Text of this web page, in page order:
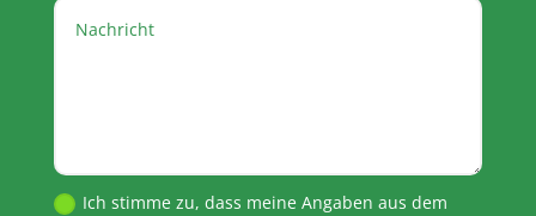
Ich stimme zu, dass meine Angaben aus dem